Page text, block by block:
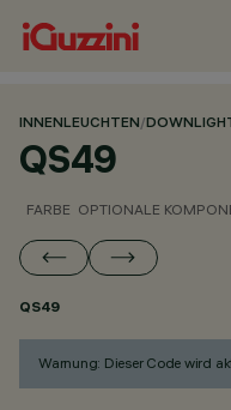
INNENLEUCHTEN/
QS49
FARBE OPTIONALE
QS49
Warnung: Dieser Code wird